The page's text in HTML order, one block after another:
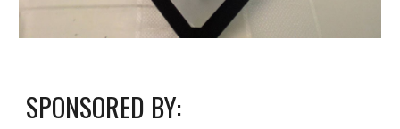
SPONSORED BY: